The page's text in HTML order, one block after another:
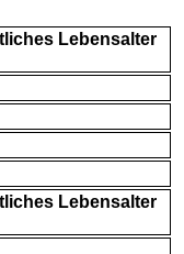
Lebensalter
Lebensalter